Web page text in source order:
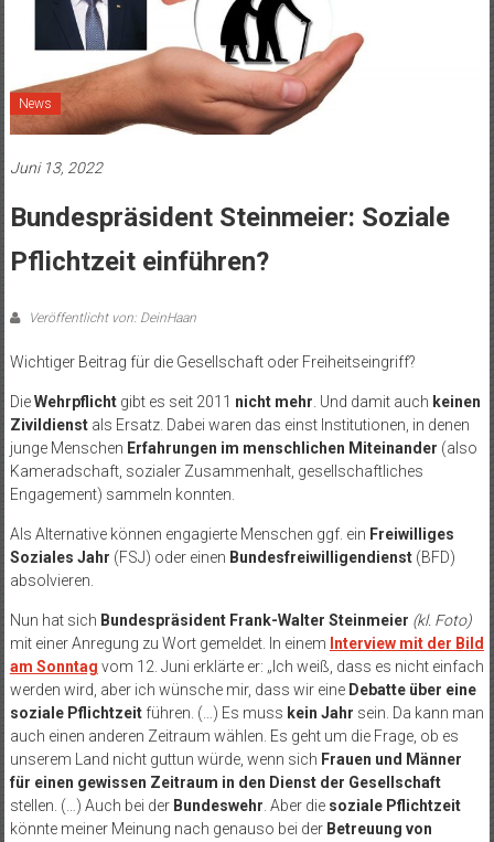
News
Juni 13, 2022
Bundespräsident Steinmeier: Soziale
Pflichtzeit einführen?
Veröffentlicht von: DeinHaan
Wichtiger Beitrag für die Gesellschaft oder Freiheitseingriff?
DieWehrpflichtgibt es seit 2011 nicht mehr . Und damit auch keinen
Zivildienstals Ersatz. Dabei waren das einst Institutionen, in denen
junge Menschen Erfahrungen im menschlichen Miteinander (also
Kameradschaft, sozialer Zusammenhalt, gesellschaftliches
Engagement) sammeln konnten.
Als Alternative können engagierte Menschen ggf. ein Freiwilliges
Soziales Jahr (FSJ) oder einen Bundesfreiwilligendienst(BFD)
absolvieren.
Nun hat sich Bundespräsident Frank-Walter Steinmeier (kl. Foto)
mit einer Anregung zu Wort gemeldet. In einem Interview mit der Bild
am Sonntag vom 12. Juni erklärte er: „Ich weiß, dass es nicht einfach
werden wird, aber ich wünsche mir, dass wir eine Debatte über eine
soziale Pflichtzeitführen. (…) Es muss kein Jahr sein. Da kann man
auch einen anderen Zeitraum wählen. Es geht um die Frage, ob es
unserem Land nicht guttun würde, wenn sich Frauen und Männer
für einen gewissen Zeitraum in den Dienst der Gesellschaft
stellen. (…) Auch bei der Bundeswehr . Aber die soziale Pflichtzeit
könnte meiner Meinung nach genauso bei der Betreuung von